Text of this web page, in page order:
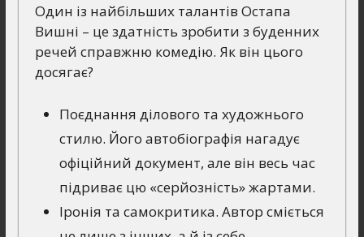
Один із найбільших талантів Остапа
Вишні – це здатність зробити з буденних
речей справжню комедію. Як він цього
досягає?
Поєднання ділового та художнього
стилю. Його автобіографія нагадує
офіційний документ, але він весь час
підриває цю «серйозність» жартами.
Іронія та самокритика. Автор сміється